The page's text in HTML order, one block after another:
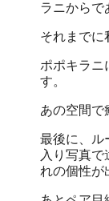
ラニからで
それまでに
ポポキラニ
す。
あの空間で
最後に、ル
入り写真
れの個性が